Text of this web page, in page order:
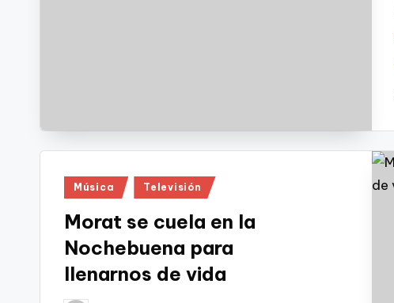
Publicado
Música Televisión
Morat se cuela en la
Nochebuena para
llenarnos de vida